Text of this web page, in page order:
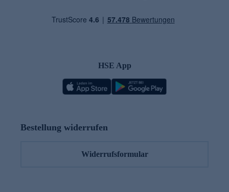
HSE App
Bestellung widerrufen
Widerrufsformular